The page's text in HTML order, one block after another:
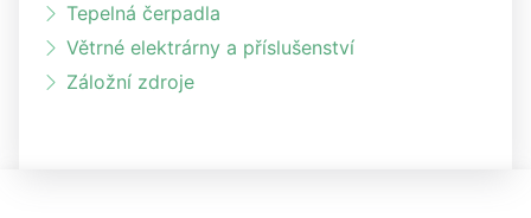
Tepelná čerpadla
Větrné elektrárny a příslušenství
Záložní zdroje